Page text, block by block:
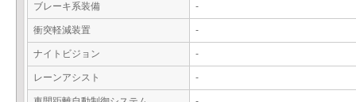
ブレーキ系装備 -
衝突軽減装置 -
ナイトビジョン -
レーンアシスト -